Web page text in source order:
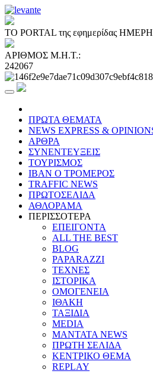
ΤΟ PORTAL της εφημερίδας
ΑΡΙΘΜΟΣ Μ.Η.Τ.:
242067
ΠΡΩΤΑ ΘΕΜΑΤΑ
NEWS EXPRESS &
ΑΡΘΡΑ
ΣΥΝΕΝΤΕΥΞΕΙΣ
ΤΟΥΡΙΣΜΟΣ
ΙΒΑΝ Ο ΤΡΟΜΕΡΟΣ
TRAFFIC NEWS
ΠΡΩΤΟΣΕΛΙΔΑ
ΑΘΛΟΡΑΜΑ
ΠΕΡΙΣΣΟΤΕΡΑ
ΕΠΕΙΓΟΝΤΑ
ALL THE BEST
BLOG
PAPARAZZI
ΤΕΧΝΕΣ
ΙΣΤΟΡΙΚΑ
ΟΜΟΓΕΝΕΙΑ
ΙΘΑΚΗ
ΤΑΞΙΔΙΑ
MEDIA
MANTATA NEWS
ΠΡΩΤΗ ΣΕΛΙΔΑ
ΚΕΝΤΡΙΚΟ ΘΕΜΑ
REPLAY